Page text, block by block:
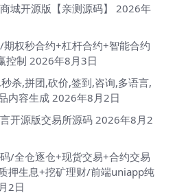
城开源版【亲测源码】
2026年
权秒合约+杠杆合约+智能合约
控制 2026年8月3日
杀,拼团,砍价,签到,咨询,多语言,
内容生成 2026年8月2日
开源版交易所源码 2026年8月2
/全仓逐仓+现货交易+合约交易
押生息+挖矿理财/前端uniapp纯
2日